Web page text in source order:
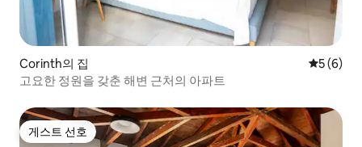
Corinth의 집 평점 5점
5 (6)
고요한 정원을 갖춘 해변 근처의 아파트
게스트 선호
게스트 선호